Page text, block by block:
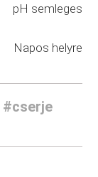
pH semleges
Napos helyre
#cserje